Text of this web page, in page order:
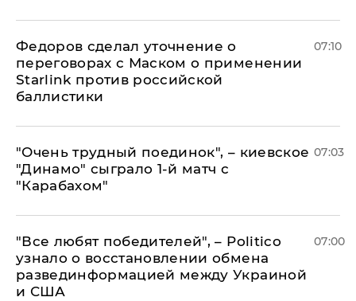
Федоров сделал уточнение о
переговорах с Маском о применении
Starlink против российской
баллистики
07:10
"Очень трудный поединок", – киевское
"Динамо" сыграло 1-й матч с
"Карабахом"
07:03
​"Все любят победителей", – Politico
узнало о восстановлении обмена
развединформацией между Украиной
и США
07:00